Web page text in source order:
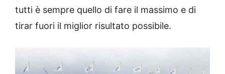
tutti è sempre quello di fare il massimo e di
tirar fuori il miglior risultato possibile.